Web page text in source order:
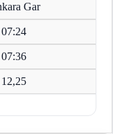
Gar
07:24
07:36
12,25